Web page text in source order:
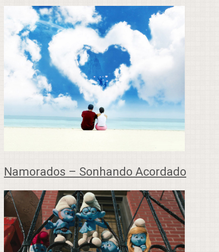
Namorados – Sonhando Acordado